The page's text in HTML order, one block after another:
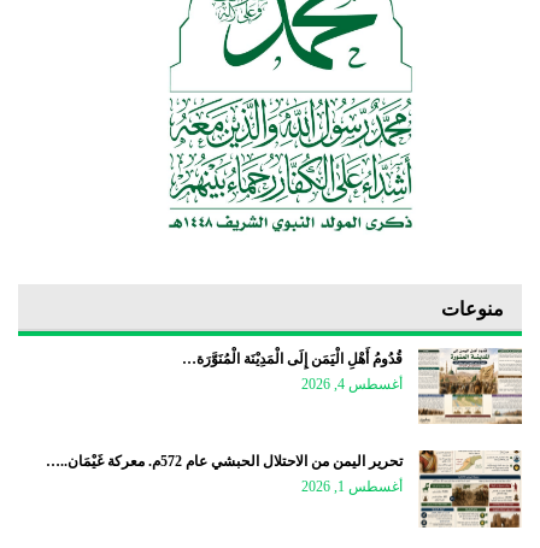
منوعات
قُدُومُ أَهْلِ الْيَمَن إِلَى الْمَدِيْنَة الْمُنَوَّرَة…
أغسطس 4, 2026
تحرير اليمن من الاحتلال الحبشي عام 572م. معركة غَيْمَان..…
أغسطس 1, 2026